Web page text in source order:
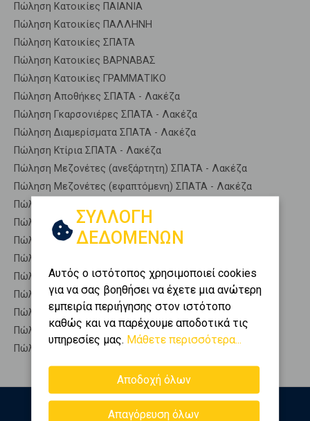
Πώληση Κατοικίες ΠΑΙΑΝΙΑ
Πώληση Κατοικίες ΠΑΛΛΗΝΗ
Πώληση Κατοικίες ΣΠΑΤΑ
Πώληση Κατοικίες ΒΑΡΝΑΒΑΣ
Πώληση Κατοικίες ΓΡΑΜΜΑΤΙΚΟ
Πώληση Αποθήκες ΣΠΑΤΑ - Λακέζα
Πώληση Γκαρσονιέρες ΣΠΑΤΑ - Λακέζα
Πώληση Διαμερίσματα ΣΠΑΤΑ - Λακέζα
Πώληση Κτίρια ΣΠΑΤΑ - Λακέζα
Πώληση Μεζονέτες (ανεξάρτητη) ΣΠΑΤΑ - Λακέζα
Πώληση Μεζονέτες (εφαπτόμενη) ΣΠΑΤΑ - Λακέζα
Πώληση Μονοκατοικίες ΣΠΑΤΑ - Λακέζα
Πώληση Οικίες ΣΠΑΤΑ - Λακέζα
Πώληση Οροφοδιαμερίσματα ΣΠΑΤΑ - Λακέζα
Πώληση Οροφομεζονέτες ΣΠΑΤΑ - Λακέζα
Πώληση Ρετιρέ ΣΠΑΤΑ - Λακέζα
Πώληση Συγκροτήματα κατοικιών ΣΠΑΤΑ - Λακέζα
Πώληση Υπόγεια ΣΠΑΤΑ - Λακέζα
Πώληση Υπόσκαφα ΣΠΑΤΑ - Λακέζα
Πώληση Υπολ. υψουν ΣΠΑΤΑ - Λακέζα
ΣΥΛΛΟΓΗ
ΔΕΔΟΜΕΝΩΝ
Αυτός ο ιστότοπος χρησιμοποιεί cookies
για να σας βοηθήσει να έχετε μια ανώτερη
εμπειρία περιήγησης στον ιστότοπο
καθώς και να παρέχουμε αποδοτικά τις
υπηρεσίες μας. Μάθετε περισσότερα...
Αποδοχή όλων
Απαγόρευση όλων